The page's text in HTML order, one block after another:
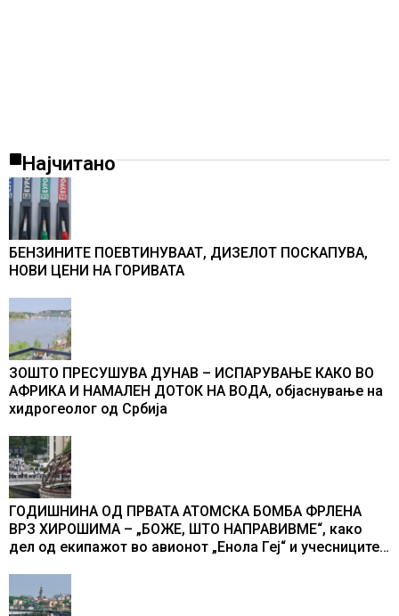
Најчитано
БЕНЗИНИТЕ ПОЕВТИНУВААТ, ДИЗЕЛОТ ПОСКАПУВА,
НОВИ ЦЕНИ НА ГОРИВАТА
ЗОШТО ПРЕСУШУВА ДУНАВ – ИСПАРУВАЊЕ КАКО ВО
АФРИКА И НАМАЛЕН ДОТОК НА ВОДА, објаснување на
хидрогеолог од Србија
ГОДИШНИНА ОД ПРВАТА АТОМСКА БОМБА ФРЛЕНА
ВРЗ ХИРОШИМА – „БОЖЕ, ШТО НАПРАВИВМЕ“, како
дел од екипажот во авионот „Енола Геј“ и учесниците
промени текот на историјата